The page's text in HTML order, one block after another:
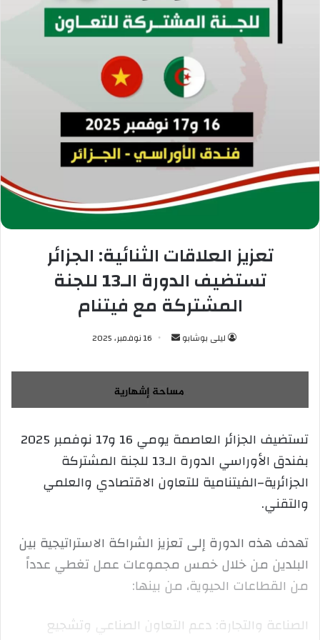
تعزيز العلاقات الثنائية: الجزائر
تستضيف الدورة الـ13 للجنة
المشتركة مع فيتنام
ليلى بوشابو
س
ل
ب
د
إ
ت
ر
و
ن
ا
16 نوفمبر، 2025
تستضيف الجزائر العاصمة يومي 16 و17 نوفمبر 2025
بفندق الأوراسي الدورة الـ13 للجنة المشتركة
الجزائرية–الفيتنامية للتعاون الاقتصادي والعلمي
والتقني.
تهدف هذه الدورة إلى تعزيز الشراكة الاستراتيجية بين
البلدين من خلال خمس مجموعات عمل تغطي عدداً
من القطاعات الحيوية، من بينها:
الصناعة والتجارة: دعم التعاون الصناعي وتشجيع